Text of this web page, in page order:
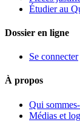
Étudier au
Dossier en ligne
Se connecter
À propos
Qui
Médias et